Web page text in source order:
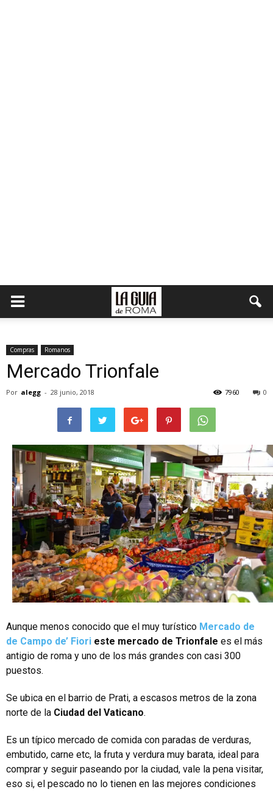
Compras Romanos
Mercado Trionfale
Por alegg - 28 junio, 2018 0
7960
Aunque menos conocido que el muy turístico Mercado de
de Campo de’ Fiori este mercado de Trionfale es el más
antigio de roma y uno de los más grandes con casi 300
puestos.
Se ubica en el barrio de Prati, a escasos metros de la zona
norte de la Ciudad del Vaticano.
Es un típico mercado de comida con paradas de verduras,
embutido, carne etc, la fruta y verdura muy barata, ideal para
comprar y seguir paseando por la ciudad, vale la pena visitar,
eso si, el pescado no lo tienen en las mejores condiciones